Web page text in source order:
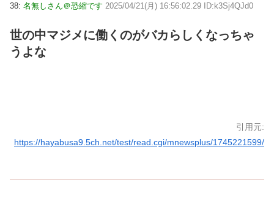
38: 名無しさん＠恐縮です 2025/04/21(月) 16:56:02.29 ID:k3Sj4QJd0
世の中マジメに働くのがバカらしくなっちゃ
うよな
引用元:
https://hayabusa9.5ch.net/test/read.cgi/mnewsplus/1745221599/